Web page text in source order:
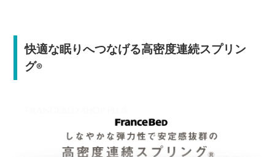
快適な眠りへつなげる高密度連続スプリン
グ®